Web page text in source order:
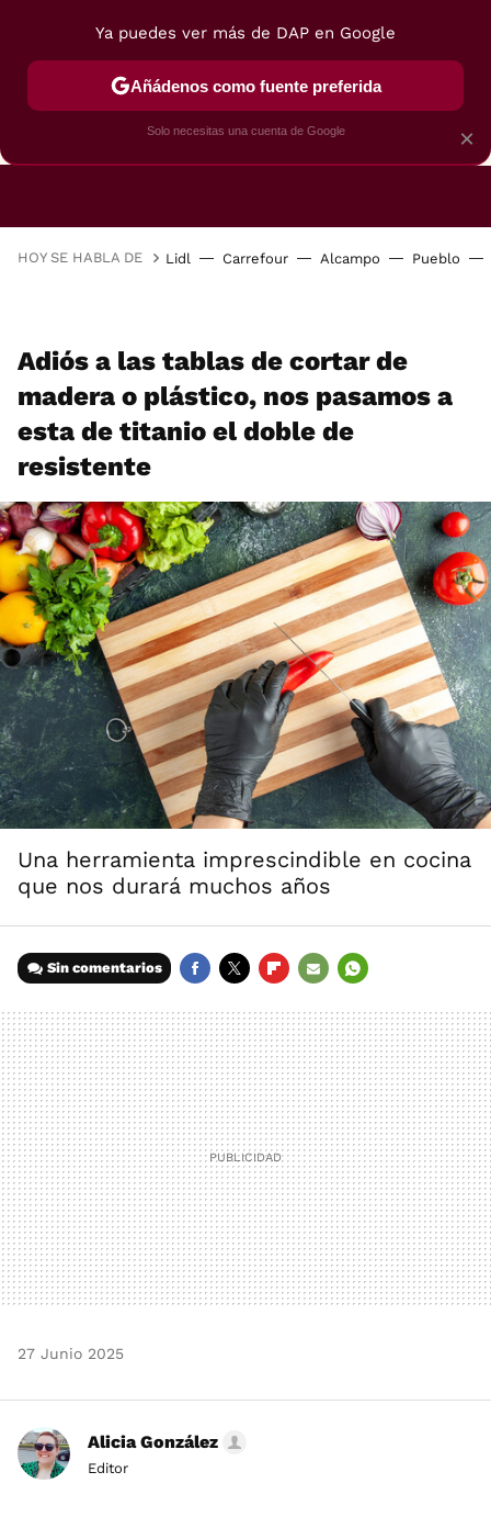
FREIDORAS DE AIRE GUÍAS DE
HOY SE HABLA DE Lidl Carrefour Alcampo Pueblo
Adiós a las tablas de cortar de
madera o plástico, nos pasamos a
esta de titanio el doble de
resistente
Una herramienta imprescindible en cocina
que nos durará muchos años
Sin comentarios
MAIL
27 Junio 2025
Alicia González
Editor
×
Ya puedes ver más de DAP en Google
Añádenos como fuente preferida
Solo necesitas una cuenta de Google